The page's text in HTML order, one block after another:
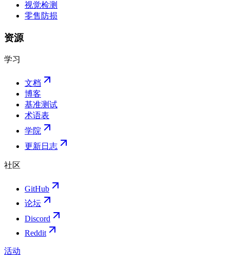
视觉检测
零售防损
资源
学习
文档
博客
基准测试
术语表
学院
更新日志
社区
GitHub
论坛
Discord
Reddit
活动